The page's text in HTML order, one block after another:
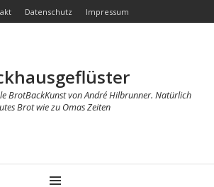
Datenschutz Impressum
BrotBackKunst von André Hilbrunner. Natürlich
Brot wie zu Omas Zeiten
MENU